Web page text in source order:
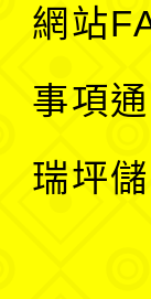
網站
事項
瑞坪